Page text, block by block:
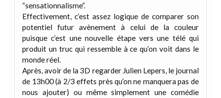
“sensationnalisme”.
Effectivement, c’est assez logique de comparer son
potentiel futur avènement à celui de la couleur
puisque c’est une nouvelle étape vers une télé qui
produit un truc qui ressemble à ce qu’on voit dans le
monde réel.
Après, avoir de la 3D regarder Julien Lepers, le journal
de 13h00 (à 2/3 effets près qu’on ne manquera pas de
nous ajouter) ou même simplement une comédie